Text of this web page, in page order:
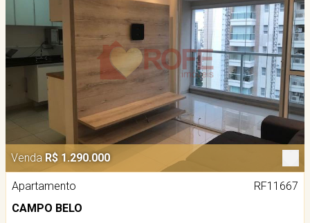
Venda R$ 1.290.000
Apartamento
RF11667
CAMPO BELO